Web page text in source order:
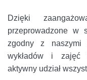
Dzięki
przeprowadzone w
zgodny z naszymi
wykładów i zajęć
aktywny udział